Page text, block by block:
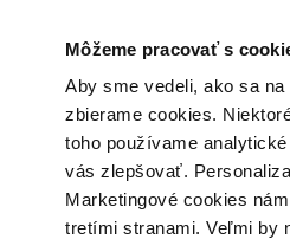
Môžeme pracovať s
Aby sme vedeli, ako sa
zbierame cookies.
toho používame
vás zlepšovať.
Marketingové cookies
tretími stranami. Veľmi by
Poukážky Kontakt